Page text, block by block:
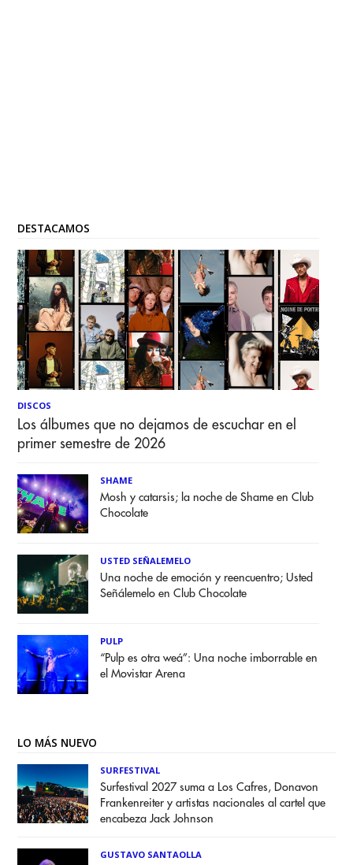
DESTACAMOS
DISCOS
Los álbumes que no dejamos de escuchar en el
primer semestre de 2026
SHAME
Mosh y catarsis; la noche de Shame en Club
Chocolate
USTED SEÑALEMELO
Una noche de emoción y reencuentro; Usted
Señálemelo en Club Chocolate
PULP
“Pulp es otra weá”: Una noche imborrable en
el Movistar Arena
LO MÁS NUEVO
SURFESTIVAL
Surfestival 2027 suma a Los Cafres, Donavon
Frankenreiter y artistas nacionales al cartel que
encabeza Jack Johnson
GUSTAVO SANTAOLLA